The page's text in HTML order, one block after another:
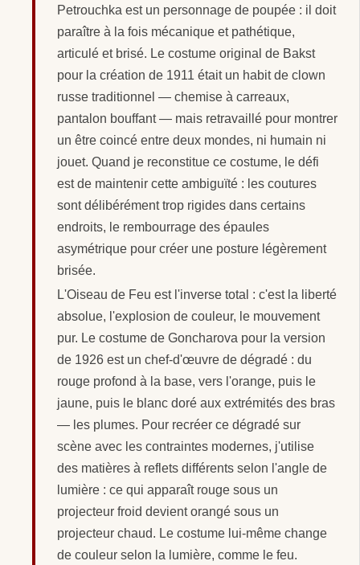
Petrouchka est un personnage de poupée : il doit
paraître à la fois mécanique et pathétique,
articulé et brisé. Le costume original de Bakst
pour la création de 1911 était un habit de clown
russe traditionnel — chemise à carreaux,
pantalon bouffant — mais retravaillé pour montrer
un être coincé entre deux mondes, ni humain ni
jouet. Quand je reconstitue ce costume, le défi
est de maintenir cette ambiguïté : les coutures
sont délibérément trop rigides dans certains
endroits, le rembourrage des épaules
asymétrique pour créer une posture légèrement
brisée.
L'Oiseau de Feu est l'inverse total : c'est la liberté
absolue, l'explosion de couleur, le mouvement
pur. Le costume de Goncharova pour la version
de 1926 est un chef-d'œuvre de dégradé : du
rouge profond à la base, vers l'orange, puis le
jaune, puis le blanc doré aux extrémités des bras
— les plumes. Pour recréer ce dégradé sur
scène avec les contraintes modernes, j'utilise
des matières à reflets différents selon l'angle de
lumière : ce qui apparaît rouge sous un
projecteur froid devient orangé sous un
projecteur chaud. Le costume lui-même change
de couleur selon la lumière, comme le feu.